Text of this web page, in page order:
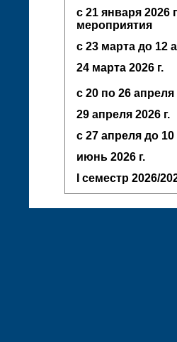
с 21 января 2026
мероприятия
с 23 марта до 12
24 марта 2026 г.
с 20 по 26 апреля
29 апреля 2026 г.
с 27 апреля до
июнь 2026 г.
I семестр 2026/